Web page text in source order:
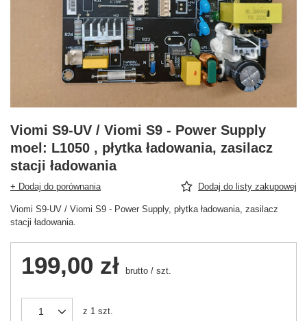
Viomi S9-UV / Viomi S9 - Power Supply
moel: L1050 , płytka ładowania, zasilacz
stacji ładowania
+ Dodaj do porównania Dodaj do listy zakupowej
Viomi S9-UV / Viomi S9 - Power Supply, płytka ładowania, zasilacz
stacji ładowania.
199,00 zł brutto / szt.
z 1 szt.